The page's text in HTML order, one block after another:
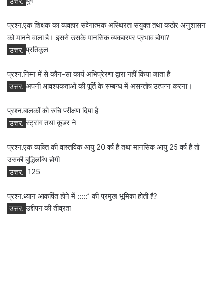
प्रश्न.एक शिक्षक का व्‍यवहार संवेगात्‍मक अस्थिरता संयुक्‍त तथा कठोर अनुशासन
को मानने वाला है। इससे उसके मानसिक व्‍यवहारपर प्रभाव होगा?
उत्तर. प्रतिकूल
प्रश्न.निम्‍न में से कौन-सा कार्य अभिप्रेरणा द्वारा नहीं किया जाता है
उत्तर. अपनी आवश्‍यकताओं की पूर्ति के सम्‍बन्‍ध में असन्‍तोष उत्‍पन्‍न करना।
प्रश्न.बालकों को रुचि परीक्षण दिया है
उत्तर. स्‍ट्रांग तथा कूडर ने
प्रश्न.एक व्‍यक्ति की वास्‍तविक आयु 20 वर्ष है तथा मानसिक आयु 25 वर्ष है तो
उसकी बुद्धिलब्धि होगी
उत्तर. 125
प्रश्न.ध्यान आकर्षित होने में :::::” की प्रमुख भूमिका होती है?
उत्तर. उद्दीपन की तीव्रता